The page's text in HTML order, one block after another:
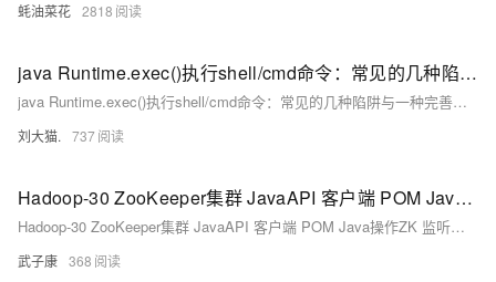
蚝油菜花 2818
java Runtime.exec()执行shell/cmd命令：常见的几种陷阱与一种完善实现
java Runtime.exec()执行shell/cmd命令：常见的几种陷阱与一种完善实现
刘大猫. 737
Hadoop-30 ZooKeeper集群 JavaAPI 客户端 POM Java操作ZK 监听节点 监听数据变化 创建节点 删除节点
Hadoop-30 ZooKeeper集群 JavaAPI 客户端 POM Java操作ZK 监听节点 监听数据变化 创建节点 删除节点
武子康 368